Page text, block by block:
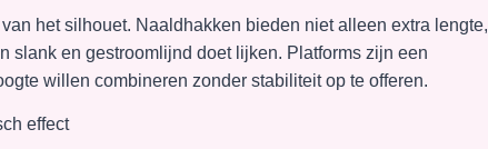
het silhouet. Naaldhakken bieden niet alleen extra lengte,
slank en gestroomlijnd doet lijken. Platforms zijn een
willen combineren zonder stabiliteit op te offeren.
effect